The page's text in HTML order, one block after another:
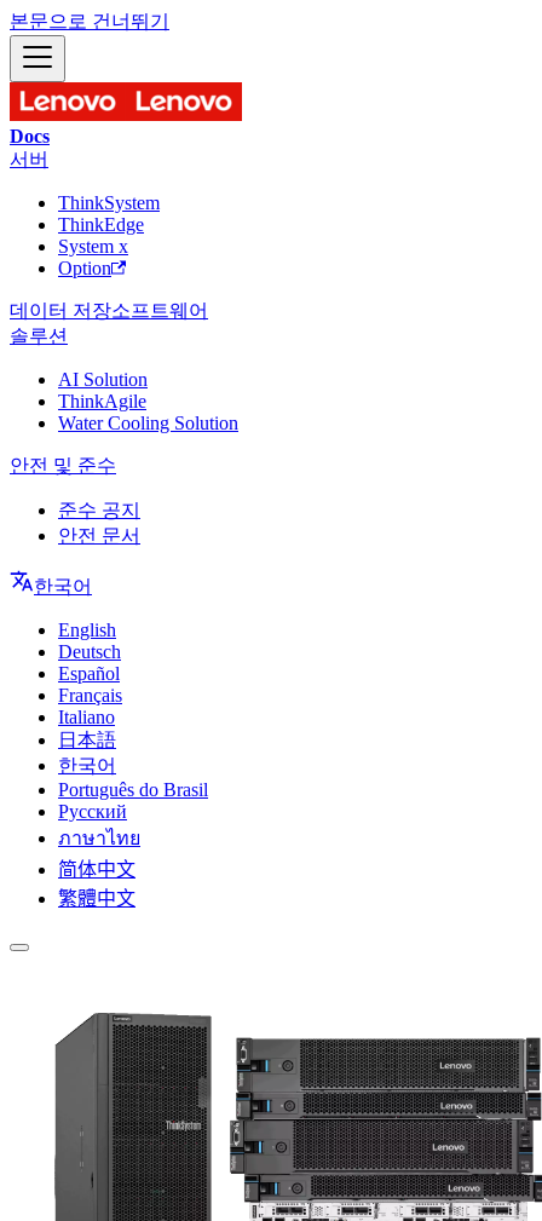
본문으로 건너뛰기
Docs
서버
ThinkSystem
ThinkEdge
System x
Option
데이터 저장소프트웨어
솔루션
AI Solution
ThinkAgile
Water Cooling Solution
안전 및 준수
준수 공지
안전 문서
한국어
English
Deutsch
Español
Français
Italiano
日本語
한국어
Português do Brasil
Русский
ภาษาไทย
简体中文
繁體中文